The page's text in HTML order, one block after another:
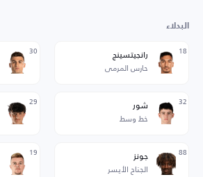
البدلاء
18 رانجيتسينج
حارس المرمى
30
32 شور
خط وسط
29
88 جونز
الجناح الأيسر
19